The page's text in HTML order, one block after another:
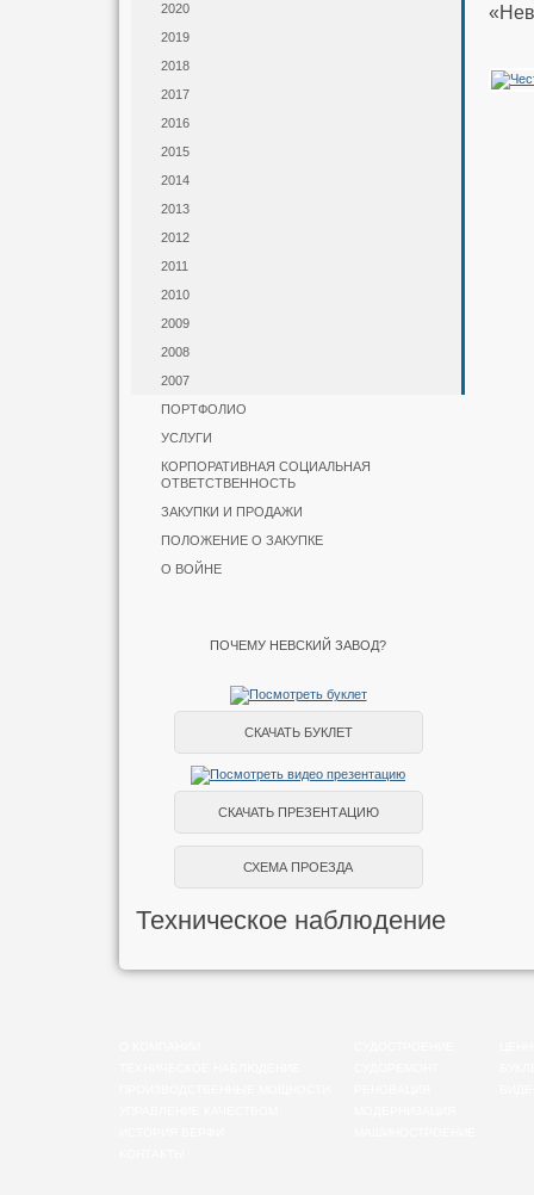
2020
2019
2018
2017
2016
2015
2014
2013
2012
2011
2010
2009
2008
2007
ПОРТФОЛИО
УСЛУГИ
КОРПОРАТИВНАЯ СОЦИАЛЬНАЯ
ОТВЕТСТВЕННОСТЬ
ЗАКУПКИ И ПРОДАЖИ
ПОЛОЖЕНИЕ О ЗАКУПКЕ
О ВОЙНЕ
ПОЧЕМУ НЕВСКИЙ ЗАВОД?
СКАЧАТЬ БУКЛЕТ
СКАЧАТЬ ПРЕЗЕНТАЦИЮ
СХЕМА ПРОЕЗДА
Техническое наблюдение